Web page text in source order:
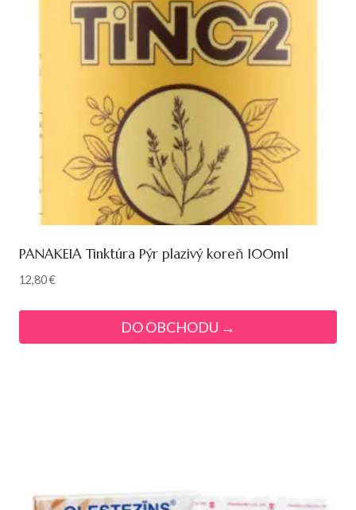
PANAKEIA Tinktúra Pýr plazivý koreň 100ml
12,80€
DO OBCHODU →